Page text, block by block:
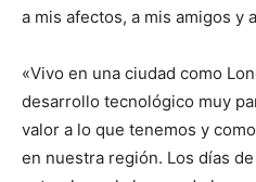
a mis afectos, a mis amigos y
«Vivo en una ciudad como
desarrollo tecnológico muy
valor a lo que tenemos y
en nuestra región. Los días